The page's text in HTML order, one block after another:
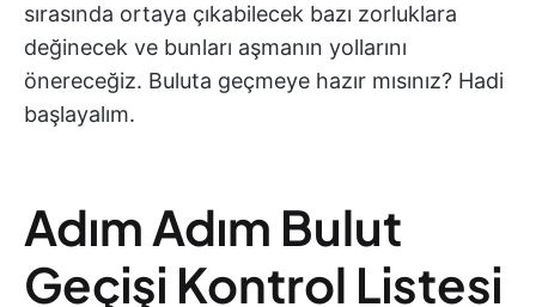
sırasında ortaya çıkabilecek bazı zorluklara
değinecek ve bunları aşmanın yollarını
önereceğiz. Buluta geçmeye hazır mısınız? Hadi
başlayalım.
Adım Adım Bulut
Geçişi Kontrol Listesi